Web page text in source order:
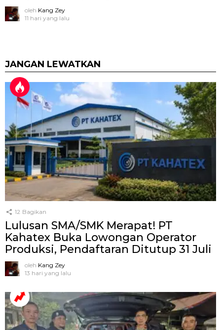
oleh Kang Zey
11 hari yang lalu
JANGAN LEWATKAN
12 Bagikan
Lulusan SMA/SMK Merapat! PT
Kahatex Buka Lowongan Operator
Produksi, Pendaftaran Ditutup 31 Juli
oleh Kang Zey
13 hari yang lalu